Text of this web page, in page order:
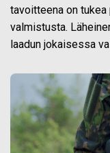
tavoitteena on
valmistusta.
laadun jokaisessa